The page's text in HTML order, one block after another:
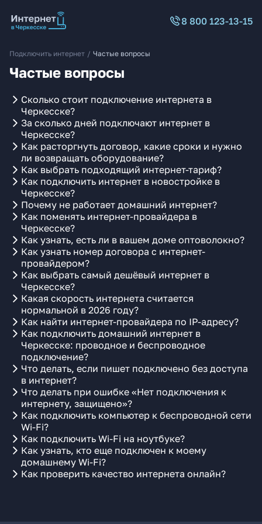
8 800 123-13-15
Подключить интернет / Частые вопросы
Частые вопросы
Сколько стоит подключение интернета в
Черкесске?
За сколько дней подключают интернет в
Черкесске?
Как расторгнуть договор, какие сроки и нужно
ли возвращать оборудование?
Как выбрать подходящий интернет-тариф?
Как подключить интернет в новостройке в
Черкесске?
Почему не работает домашний интернет?
Как поменять интернет-провайдера в
Черкесске?
Как узнать, есть ли в вашем доме оптоволокно?
Как узнать номер договора с интернет-
провайдером?
Как выбрать самый дешёвый интернет в
Черкесске?
Какая скорость интернета считается
нормальной в 2026 году?
Как найти интернет-провайдера по IP-адресу?
Как подключить домашний интернет в
Черкесске: проводное и беспроводное
подключение?
Что делать, если пишет подключено без доступа
в интернет?
Что делать при ошибке «Нет подключения к
интернету, защищено»?
Как подключить компьютер к беспроводной сети
Wi-Fi?
Как подключить Wi-Fi на ноутбуке?
Как узнать, кто еще подключен к моему
домашнему Wi-Fi?
Как проверить качество интернета онлайн?